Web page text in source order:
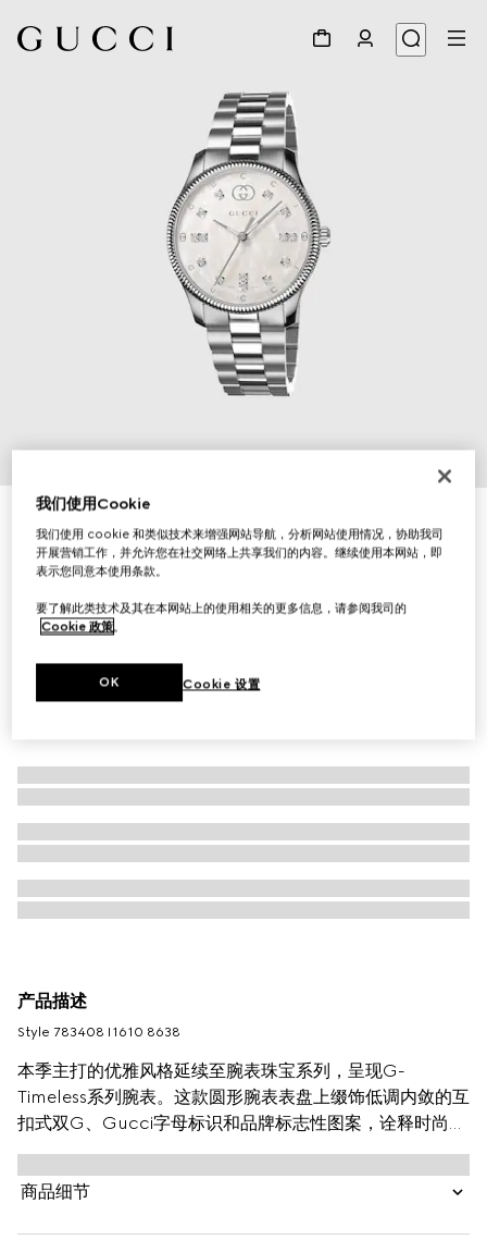
G-Timeless系列腕表，29毫米
A$3,400
产品描述
Style ‎783408 I1610 8638
本季主打的优雅风格延续至腕表珠宝系列，呈现G-
Timeless系列腕表。这款圆形腕表表盘上缀饰低调内敛的互
扣式双G、Gucci字母标识和品牌标志性图案，诠释时尚型
格。这款配饰采用白色珍珠母贝表盘，巧妙融入钻石时标。
商品细节
我们使用Cookie
我们使用 cookie 和类似技术来增强网站导航，分析网站使用情况，协助我司
开展营销工作，并允许您在社交网络上共享我们的内容。继续使用本网站，即
表示您同意本使用条款。
要了解此类技术及其在本网站上的使用相关的更多信息，请参阅我司的
Cookie 政策。
Cookie 设置
OK